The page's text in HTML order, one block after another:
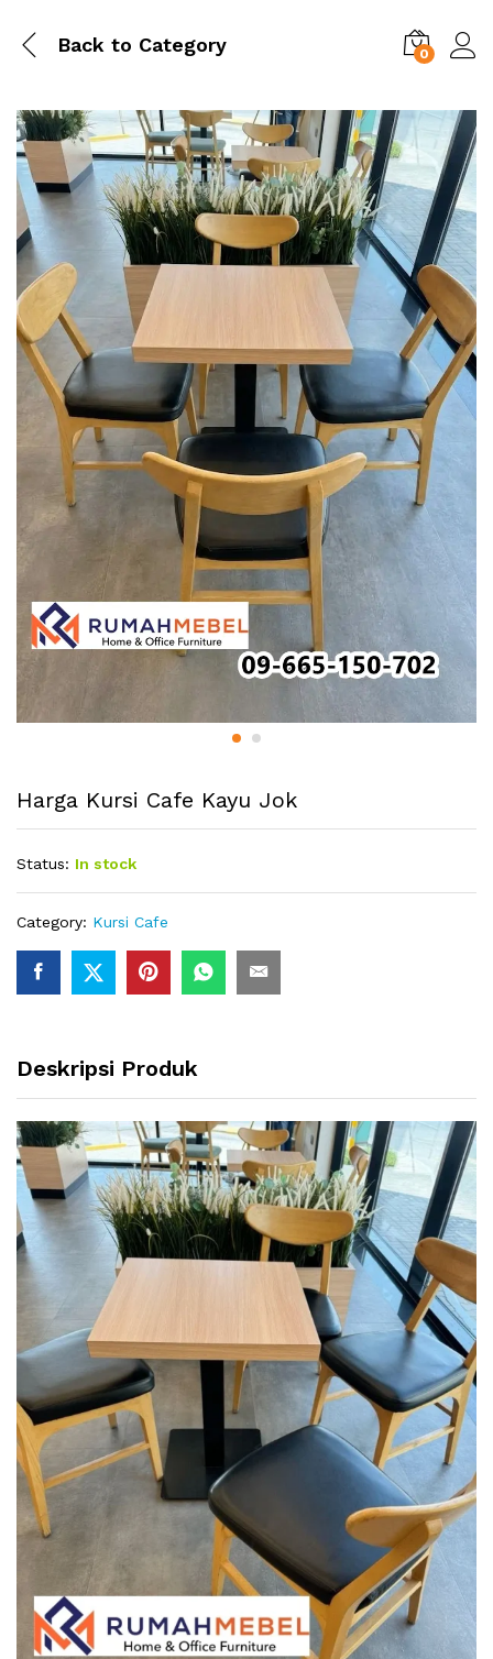
Back to Category 0
Harga Kursi Cafe Kayu Jok
Status: In stock
Category: Kursi Cafe
Deskripsi Produk